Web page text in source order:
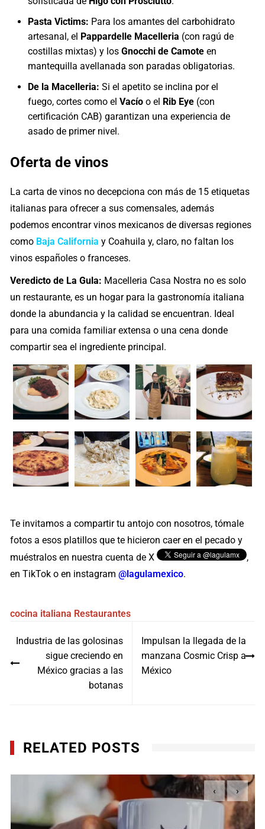
Pasta Victims: Para los amantes del carbohidrato
artesanal, el Pappardelle Macelleria (con ragú de
costillas mixtas) y losGnocchi de Camote en
mantequilla avellanada son paradas obligatorias.
De la Macelleria: Si el apetito se inclina por el
fuego, cortes como elVacío o el Rib Eye (con
certificación CAB) garantizan una experiencia de
asado de primer nivel.
Oferta de vinos
La carta de vinos no decepciona con más de 15 etiquetas
italianas para ofrecer a sus comensales, además
podemos encontrar vinos mexicanos de diversas regiones
como Baja California y Coahuila y, claro, no faltan los
vinos españoles o franceses.
Veredicto de La Gula: Macelleria Casa Nostra no es solo
un restaurante, es un hogar para la gastronomía italiana
donde la abundancia y la calidad se encuentran. Ideal
para una comida familiar extensa o una cena donde
compartir sea el ingrediente principal.
Te invitamos a compartir tu antojo con nosotros, tómale
fotos a esos platillos que te hicieron caer en el pecado y
muéstralos en nuestra cuenta de X
,
en TikTok o en instagram@lagulamexico.
cocina italiana Restaurantes
de
entradas
Industria de las golosinas
sigue creciendo en
México gracias a las
botanas
Impulsan la llegada de la
manzana Cosmic Crisp a
México
RELATED POSTS
‹ ›